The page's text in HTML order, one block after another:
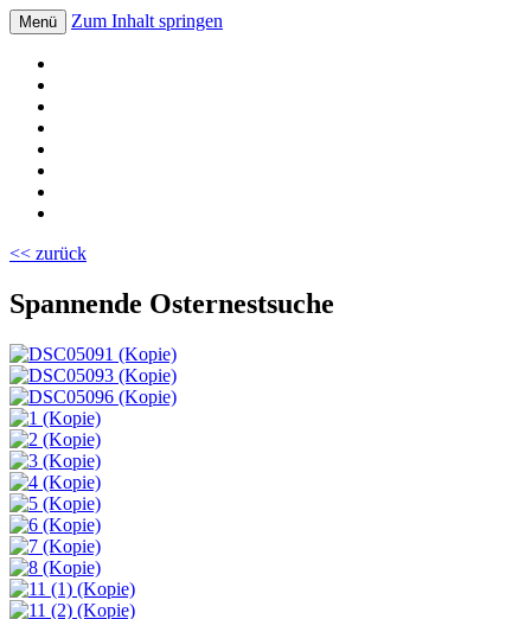
Volksschule Bad Blumau
Menü Zum Inhalt springen
<< zurück
Spannende Osternestsuche